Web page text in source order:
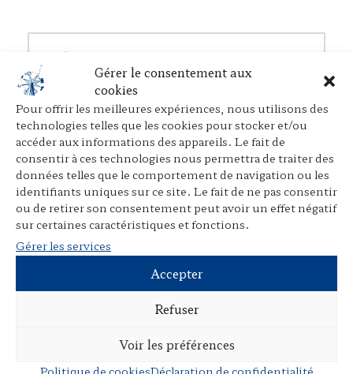
Gérer le consentement aux
cookies
Pour offrir les meilleures expériences, nous utilisons des
technologies telles que les cookies pour stocker et/ou
accéder aux informations des appareils. Le fait de
consentir à ces technologies nous permettra de traiter des
données telles que le comportement de navigation ou les
identifiants uniques sur ce site. Le fait de ne pas consentir
ou de retirer son consentement peut avoir un effet négatif
sur certaines caractéristiques et fonctions.
Gérer les services
Accepter
Refuser
Voir les préférences
Politique de cookiesDéclaration de confidentialité
science criminelle et de droit pénal comparé
Sirey.
Navigation postale
← L’internationalisation des sociétés
contemporaines dans…
Les problèmes juridiques et pratiques… →
◂Retour